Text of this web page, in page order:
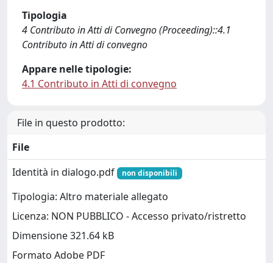
Tipologia
4 Contributo in Atti di Convegno (Proceeding)::4.1
Contributo in Atti di convegno
Appare nelle tipologie:
4.1 Contributo in Atti di convegno
File in questo prodotto:
File
Identità in dialogo.pdf
non disponibili
Tipologia: Altro materiale allegato
Licenza: NON PUBBLICO - Accesso privato/ristretto
Dimensione 321.64 kB
Formato Adobe PDF